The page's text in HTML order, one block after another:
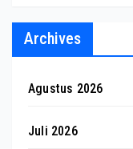
Archives
Agustus 2026
Juli 2026